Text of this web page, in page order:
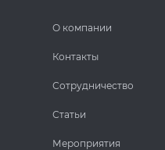
О компании
Контакты
Сотрудничество
Статьи
Мероприятия